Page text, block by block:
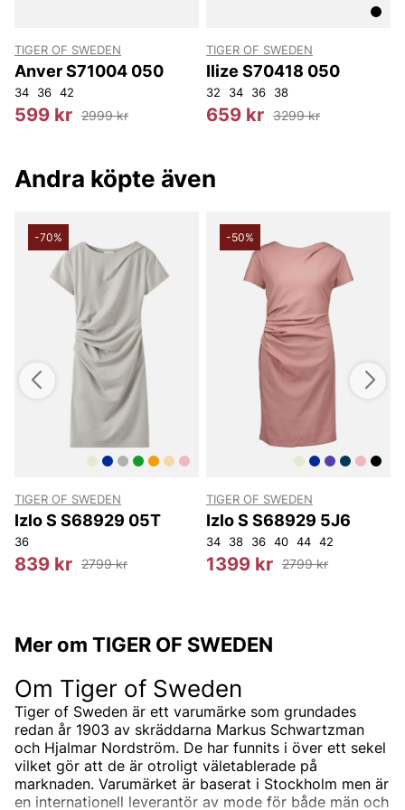
TIGER OF SWEDEN
Anver S71004 050
34 36 42
599 kr 2999 kr
TIGER OF SWEDEN
Ilize S70418 050
32 34 36 38
659 kr 3299 kr
Andra köpte även
-70%
TIGER OF SWEDEN
Izlo S S68929 05T
36
839 kr 2799 kr
-50%
TIGER OF SWEDEN
Izlo S S68929 5J6
34 38 36 40 44 42
1399 kr 2799 kr
Mer om TIGER OF SWEDEN
Om Tiger of Sweden
Tiger of Sweden är ett varumärke som grundades
redan år 1903 av skräddarna Markus Schwartzman
och Hjalmar Nordström. De har funnits i över ett sekel
vilket gör att de är otroligt väletablerade på
marknaden. Varumärket är baserat i Stockholm men är
en internationell leverantör av mode för både män och